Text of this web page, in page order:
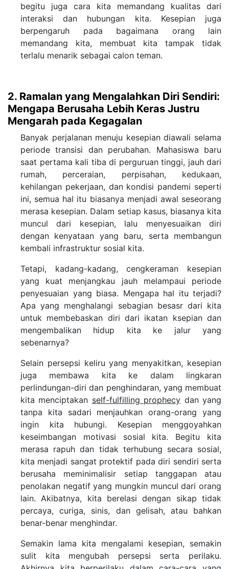
begitu juga cara kita memandang kualitas dari
interaksi dan hubungan kita. Kesepian juga
berpengaruh pada bagaimana orang lain
memandang kita, membuat kita tampak tidak
terlalu menarik sebagai calon teman.
2. Ramalan yang Mengalahkan Diri Sendiri:
Mengapa Berusaha Lebih Keras Justru
Mengarah pada Kegagalan
Banyak perjalanan menuju kesepian diawali selama
periode transisi dan perubahan. Mahasiswa baru
saat pertama kali tiba di perguruan tinggi, jauh dari
rumah, perceraian, perpisahan, kedukaan,
kehilangan pekerjaan, dan kondisi pandemi seperti
ini, semua hal itu biasanya menjadi awal seseorang
merasa kesepian. Dalam setiap kasus, biasanya kita
muncul dari kesepian, lalu menyesuaikan diri
dengan kenyataan yang baru, serta membangun
kembali infrastruktur sosial kita.
Tetapi, kadang-kadang, cengkeraman kesepian
yang kuat menjangkau jauh melampaui periode
penyesuaian yang biasa. Mengapa hal itu terjadi?
Apa yang menghalangi sebagian besasr dari kita
untuk membebaskan diri dari ikatan ksepian dan
mengembalikan hidup kita ke jalur yang
sebenarnya?
Selain persepsi keliru yang menyakitkan, kesepian
juga membawa kita ke dalam lingkaran
perlindungan-diri dan penghindaran, yang membuat
kita menciptakan self-fulfilling prophecy dan yang
tanpa kita sadari menjauhkan orang-orang yang
ingin kita hubungi. Kesepian menggoyahkan
keseimbangan motivasi sosial kita. Begitu kita
merasa rapuh dan tidak terhubung secara sosial,
kita menjadi sangat protektif pada diri sendiri serta
berusaha meminimalisir setiap tanggapan atau
penolakan negatif yang mungkin muncul dari orang
lain. Akibatnya, kita berelasi dengan sikap tidak
percaya, curiga, sinis, dan gelisah, atau bahkan
benar-benar menghindar.
Semakin lama kita mengalami kesepian, semakin
sulit kita mengubah persepsi serta perilaku.